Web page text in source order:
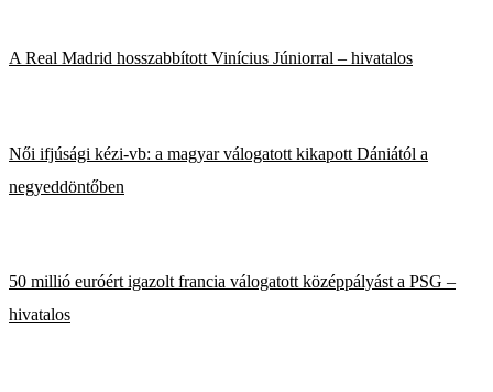
A Real Madrid hosszabbított Vinícius Júniorral – hivatalos
Női ifjúsági kézi-vb: a magyar válogatott kikapott Dániától a
negyeddöntőben
50 millió euróért igazolt francia válogatott középpályást a PSG –
hivatalos